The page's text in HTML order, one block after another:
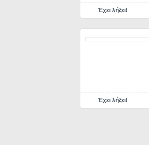
Έχει λήξει!
Έχει λήξει!